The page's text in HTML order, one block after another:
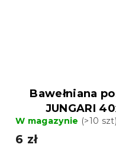
Bawełniana
JUNGARI
W magazynie (>10 szt)
6 zł